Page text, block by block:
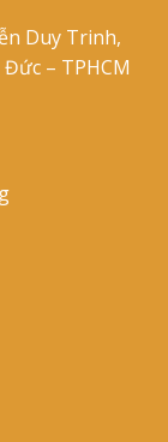
Duy Trinh,
– TPHCM